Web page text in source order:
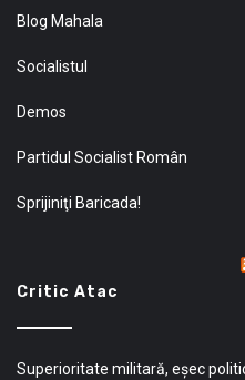
Blog Mahala
Socialistul
Demos
Partidul Socialist Român
Sprijiniţi Baricada!
Critic Atac
Superioritate militară, eșec